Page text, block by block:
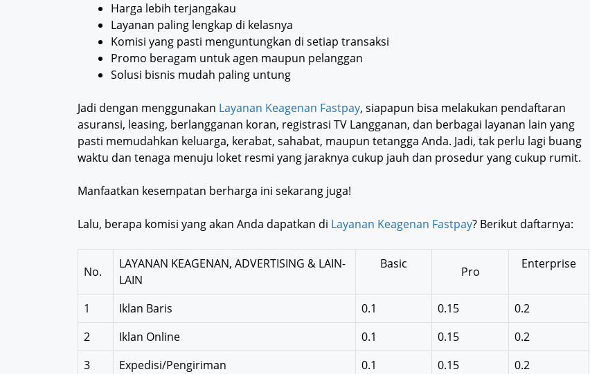
Harga lebih terjangakau
Layanan paling lengkap di kelasnya
Komisi yang pasti menguntungkan di setiap transaksi
Promo beragam untuk agen maupun pelanggan
Solusi bisnis mudah paling untung
Jadi dengan menggunakan Layanan Keagenan Fastpay, siapapun bisa melakukan pendaftaran
asuransi, leasing, berlangganan koran, registrasi TV Langganan, dan berbagai layanan lain yang
pasti memudahkan keluarga, kerabat, sahabat, maupun tetangga Anda. Jadi, tak perlu lagi buang
waktu dan tenaga menuju loket resmi yang jaraknya cukup jauh dan prosedur yang cukup rumit.
Manfaatkan kesempatan berharga ini sekarang juga!
Lalu, berapa komisi yang akan Anda dapatkan di Layanan Keagenan Fastpay? Berikut daftarnya:
No.
LAYANAN KEAGENAN, ADVERTISING & LAIN-
LAIN
Basic
Pro
Enterprise
1 Iklan Baris 0.1 0.15
0.2
2
Iklan Online 0.1 0.15
0.2
3
Expedisi/Pengiriman 0.1 0.15 0.2